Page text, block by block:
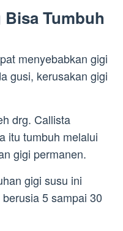
Tumbuh
menyebabkan gigi
gusi, kerusakan gigi
drg. Callista
itu tumbuh melalui
gigi permanen.
gigi susu ini
5 sampai 30